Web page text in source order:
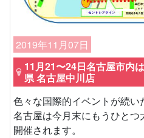
2019年11月07日
11月21〜24日名古屋市内
県 名古屋中川店
色々な国際的イベントが続い
名古屋は今月末にもうひとつ
開催されます。